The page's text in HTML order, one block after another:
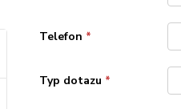
Telefon *
Typ dotazu *